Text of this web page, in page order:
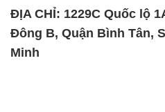
ĐỊA CHỈ: 1229C Quốc lộ
Đông B, Quận Bình Tân,
Minh